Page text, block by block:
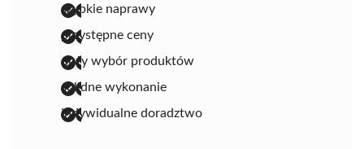
szybkie naprawy
przystępne ceny
duży wybór produktów
solidne wykonanie
indywidualne doradztwo